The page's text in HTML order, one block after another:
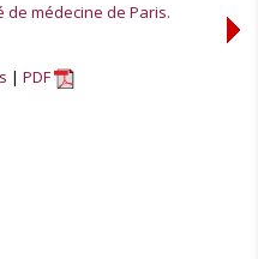
de médecine de Paris.
PDF